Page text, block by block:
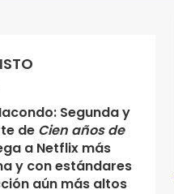
Segunda y
de Cien años de
a Netflix más
y con estándares
aún más altos